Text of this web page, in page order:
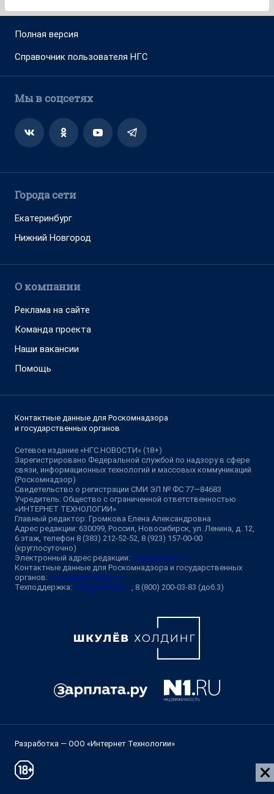
Полная версия
Справочник пользователя НГС
Мы в соцсетях
Города сети
Екатеринбург
Нижний Новгород
О компании
Реклама на сайте
Команда проекта
Наши вакансии
Помощь
Контактные данные для Роскомнадзора
и государственных органов
Сетевое издание «НГС.НОВОСТИ» (18+)
Зарегистрировано Федеральной службой по надзору в сфере
связи, информационных технологий и массовых коммуникаций
(Роскомнадзор)
Свидетельство о регистрации СМИ ЭЛ № ФС 77—84683
Учредитель: Общество с ограниченной ответственностью
«ИНТЕРНЕТ ТЕХНОЛОГИИ»
Главный редактор: Громкова Елена Александровна
Адрес редакции: 630099, Россия, Новосибирск, ул. Ленина, д. 12,
6 этаж, телефон 8 (383) 212-52-52, 8 (923) 157-00-00
(круглосуточно)
Электронный адрес редакции: ngs@shkulev.ru
Контактные данные для Роскомнадзора и государственных
органов: juristnsk@shkulev.ru
Техподдержка: help@shkulev.ru , 8 (800) 200-03-83 (доб.3)
Разработка — ООО «Интернет Технологии»